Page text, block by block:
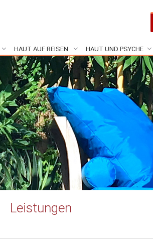
HAUT AUF REISEN HAUT UND PSYCHE
Leistungen